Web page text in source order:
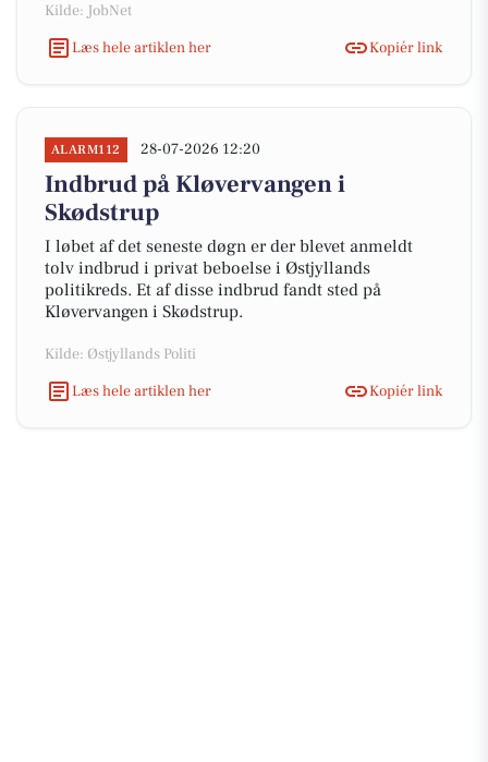
Kilde: JobNet
Læs hele artiklen her
Kopiér link
ALARM112 28-07-2026 12:20
Indbrud på Kløvervangen i
Skødstrup
I løbet af det seneste døgn er der blevet anmeldt
tolv indbrud i privat beboelse i Østjyllands
politikreds. Et af disse indbrud fandt sted på
Kløvervangen i Skødstrup.
Kilde: Østjyllands Politi
Læs hele artiklen her
Kopiér link